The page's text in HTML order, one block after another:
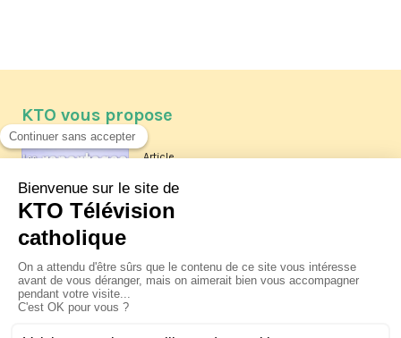
KTO vous propose
Article
La visite pastorale du pape Léon
XIV à Assise à suivre sur KTO le
jeudi 6 août